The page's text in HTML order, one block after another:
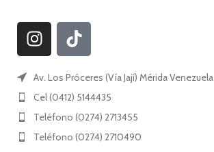
Av. Los Próceres (Vía Jají) Mérida Venezuela
Cel (0412) 5144435
Teléfono (0274) 2713455
Teléfono (0274) 2710490